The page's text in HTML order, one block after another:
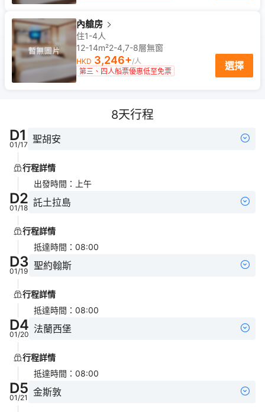
內艙房
住1-4人
12-14m²2-4,7-8層無窗
HKD 3,246+/人
第三、四人船票優惠低至免票
選擇
8天行程
D1
01/17 聖胡安
行程詳情
出發時間 ： 上午
D2
01/18 託土拉島
行程詳情
抵達時間 ： 08:00
D3
01/19 聖約翰斯
行程詳情
抵達時間 ： 08:00
D4
01/20 法蘭西堡
行程詳情
抵達時間 ： 08:00
D5
01/21 金斯敦